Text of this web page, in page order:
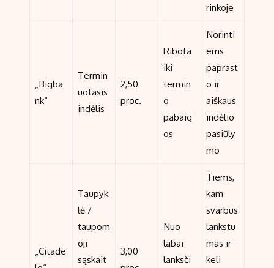
rinkoje
„Bigba
nk“
Termin
uotasis
indėlis
2,50
proc.
Ribota
iki
termin
o
pabaig
os
Norinti
ems
paprast
o ir
aiškaus
indėlio
pasiūly
mo
„Citade
Taupyk
lė /
taupom
oji
sąskait
3,00
Nuo
labai
lanksči
Tiems,
kam
svarbus
lankstu
mas ir
keli